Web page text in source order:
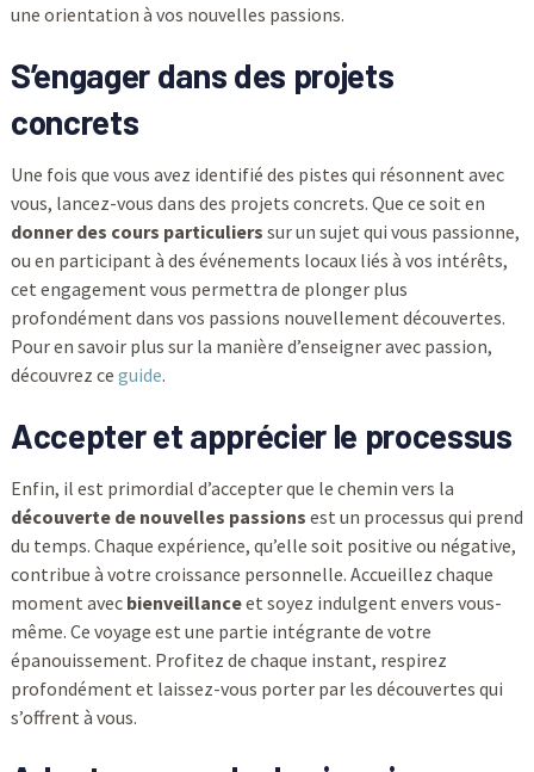
une orientation à vos nouvelles passions.
S’engager dans des projets
concrets
Une fois que vous avez identifié des pistes qui résonnent avec
vous, lancez-vous dans des projets concrets. Que ce soit en
donner des cours particuliers sur un sujet qui vous passionne,
ou en participant à des événements locaux liés à vos intérêts,
cet engagement vous permettra de plonger plus
profondément dans vos passions nouvellement découvertes.
Pour en savoir plus sur la manière d’enseigner avec passion,
découvrez ce guide.
Accepter et apprécier le processus
Enfin, il est primordial d’accepter que le chemin vers la
découverte de nouvelles passions est un processus qui prend
du temps. Chaque expérience, qu’elle soit positive ou négative,
contribue à votre croissance personnelle. Accueillez chaque
moment avec bienveillanceet soyez indulgent envers vous-
même. Ce voyage est une partie intégrante de votre
épanouissement. Profitez de chaque instant, respirez
profondément et laissez-vous porter par les découvertes qui
s’offrent à vous.